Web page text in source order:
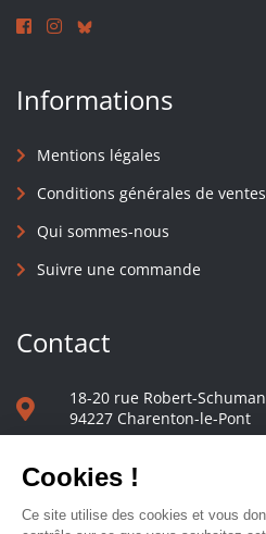
Informations
Mentions légales
Conditions générales de ventes
Qui sommes-nous
Suivre une commande
Contact
18-20 rue Robert-Schuman
94227 Charenton-le-Pont